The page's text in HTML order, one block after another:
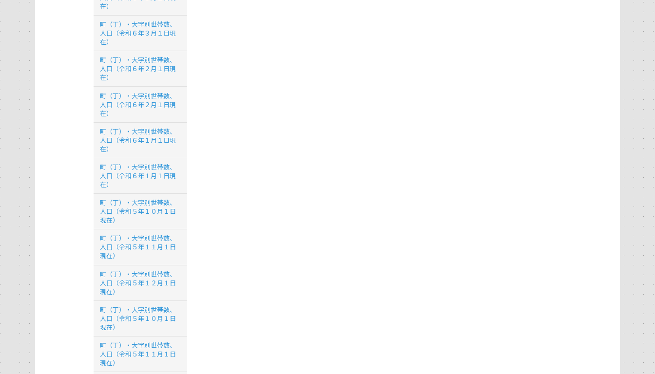
在）
町（丁）・大字別世帯数、
人口（令和６年３月１日現
在）
町（丁）・大字別世帯数、
人口（令和６年２月１日現
在）
町（丁）・大字別世帯数、
人口（令和６年２月１日現
在）
町（丁）・大字別世帯数、
人口（令和６年１月１日現
在）
町（丁）・大字別世帯数、
人口（令和６年１月１日現
在）
町（丁）・大字別世帯数、
人口（令和５年１０月１日
現在）
町（丁）・大字別世帯数、
人口（令和５年１１月１日
現在）
町（丁）・大字別世帯数、
人口（令和５年１２月１日
現在）
町（丁）・大字別世帯数、
人口（令和５年１０月１日
現在）
町（丁）・大字別世帯数、
人口（令和５年１１月１日
現在）